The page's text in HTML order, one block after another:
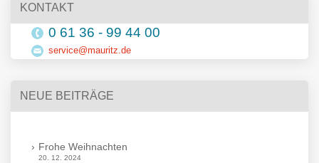
KONTAKT
0 61 36 - 99 44 00
service@mauritz.de
NEUE BEITRÄGE
Frohe Weihnachten
20. 12. 2024